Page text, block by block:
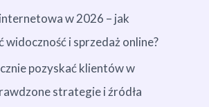
w 2026 – jak
widoczność i sprzedaż online?
pozyskać klientów w
strategie i źródła